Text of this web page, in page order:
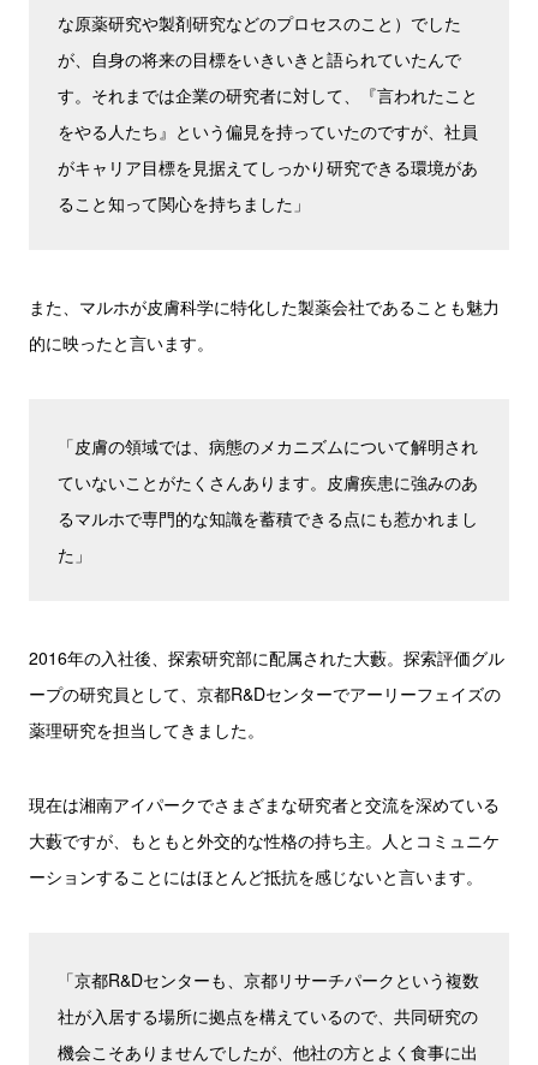
な原薬研究や製剤研究などのプロセスのこと）でした
が、自身の将来の目標をいきいきと語られていたんで
す。それまでは企業の研究者に対して、『言われたこと
をやる人たち』という偏見を持っていたのですが、社員
がキャリア目標を見据えてしっかり研究できる環境があ
ること知って関心を持ちました」
また、マルホが皮膚科学に特化した製薬会社であることも魅力
的に映ったと言います。
「皮膚の領域では、病態のメカニズムについて解明され
ていないことがたくさんあります。皮膚疾患に強みのあ
るマルホで専門的な知識を蓄積できる点にも惹かれまし
た」
2016年の入社後、探索研究部に配属された大藪。探索評価グル
ープの研究員として、京都R&Dセンターでアーリーフェイズの
薬理研究を担当してきました。
現在は湘南アイパークでさまざまな研究者と交流を深めている
大藪ですが、もともと外交的な性格の持ち主。人とコミュニケ
ーションすることにはほとんど抵抗を感じないと言います。
「京都R&Dセンターも、京都リサーチパークという複数
社が入居する場所に拠点を構えているので、共同研究の
機会こそありませんでしたが、他社の方とよく食事に出